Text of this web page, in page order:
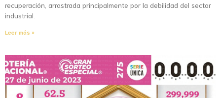
recuperación, arrastrada principalmente por la debilidad del sector
industrial.
Leer más »